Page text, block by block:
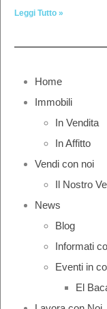
Leggi Tutto »
Home
Immobili
In Vendita
In Affitto
Vendi con noi
Il Nostro
News
Blog
Informati
Eventi in
El